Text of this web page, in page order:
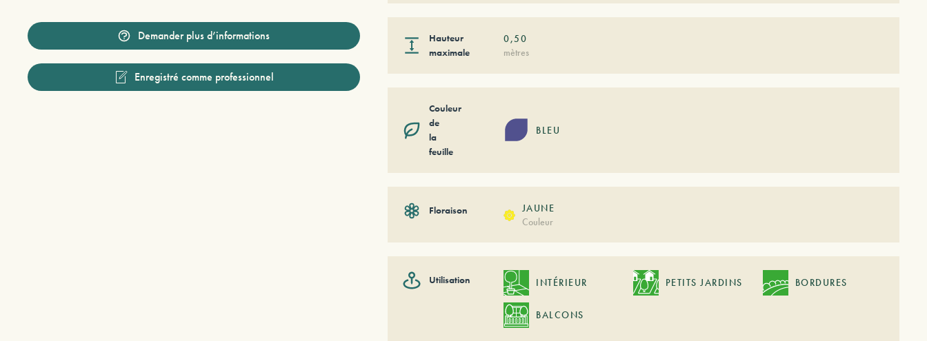
Demander plus d’informations
Enregistré comme professionnel
Hauteur
maximale
0,50
mètres
Couleur
de
la
feuille
BLEU
Floraison
JAUNE
Couleur
Utilisation INTÉRIEUR PETITS JARDINS BORDURES
BALCONS